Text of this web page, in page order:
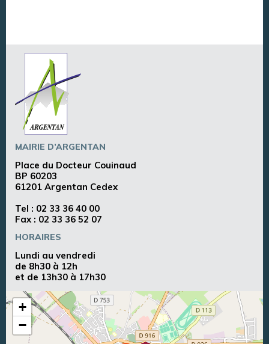
MAIRIE D’ARGENTAN
Place du Docteur Couinaud
BP 60203
61201 Argentan Cedex
Tel : 02 33 36 40 00
Fax : 02 33 36 52 07
HORAIRES
Lundi au vendredi
de 8h30 à 12h
et de 13h30 à 17h30
+
−